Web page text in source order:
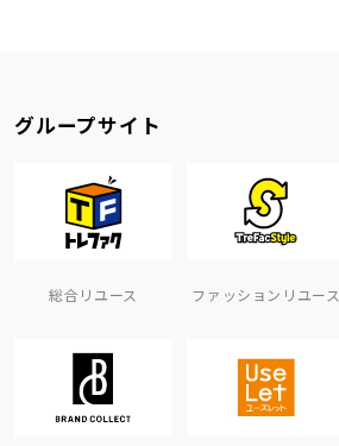
グループサイト
総合リユース ファッションリユース